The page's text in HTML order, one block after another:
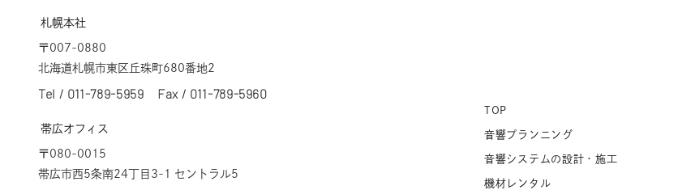
札幌本社
〒007-0880
北海道札幌市東区丘珠町680番地2
Tel / 011-789-5959 Fax / 011-789-5960
帯広オフィス
〒080-0015
帯広市西5条南24丁目3-1 セントラル5
TOP
音響プランニング
音響システムの設計・施工
機材レンタル